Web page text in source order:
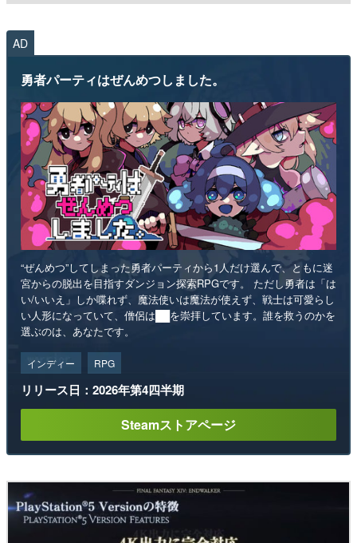
AD
勇者パーティはぜんめつしました。
“ぜんめつ”してしまった勇者パーティから1人だけ選んで、ともに迷
宮からの脱出を目指すダンジョン探索RPGです。 ただし勇者は「は
い/いいえ」しか喋れず、魔法使いは魔法が使えず、戦士は可愛らし
い人形になっていて、僧侶は██を崇拝しています。誰を救うのかを
選ぶのは、あなたです。
インディー RPG
リリース日：2026年第4四半期
Steamストアページ